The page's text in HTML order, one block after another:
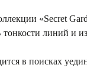
«Secret
линий и
в поисках